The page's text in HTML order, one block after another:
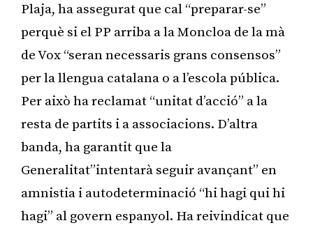
Plaja, ha assegurat que cal “preparar-se”
perquè si el PP arriba a la Moncloa de la mà
de Vox “seran necessaris grans consensos”
per la llengua catalana o a l’escola pública.
Per això ha reclamat “unitat d’acció” a la
resta de partits i a associacions. D’altra
banda, ha garantit que la
Generalitat”intentarà seguir avançant” en
amnistia i autodeterminació “hi hagi qui hi
hagi” al govern espanyol. Ha reivindicat que